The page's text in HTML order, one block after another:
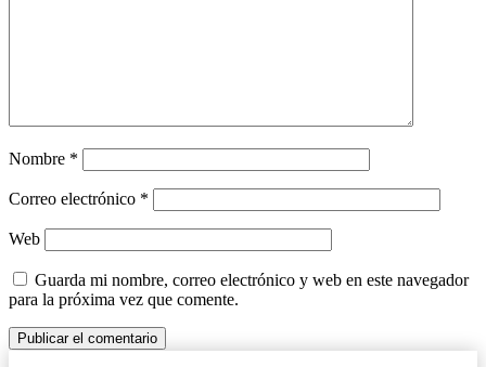
Nombre *
Correo electrónico *
Web
Guarda mi nombre, correo electrónico y web en este navegador
para la próxima vez que comente.